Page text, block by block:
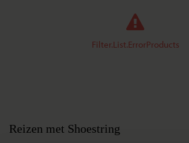
Filter.List.ErrorProducts
Reizen met Shoestring